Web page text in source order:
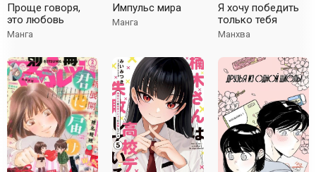
Проще говоря,
это любовь
Манга
Импульс мира
Манга
Я хочу победить
только тебя
Манхва